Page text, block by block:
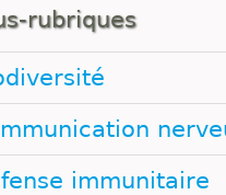
rubriques
immunitaire